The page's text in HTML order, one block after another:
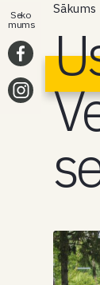
Sākums
Seko
mums